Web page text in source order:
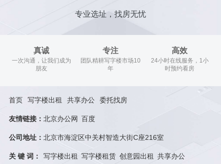
专业选址，找房无忧
真诚
一次沟通，让我们成为
朋友
专注
团队精耕写字楼市场10
年
高效
24小时在线服务，1小
时预约看房
首页 写字楼出租 共享办公 委托找房
友情链接： 北京办公网 百度
公司地址： 北京市海淀区中关村智造大街C座216室
关 键 词： 写字楼出租 写字楼租赁 创意园出租 共享办公